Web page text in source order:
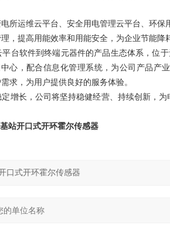
所运维云平台、安全用电管理云平台、环
，提高用能效率和 用能安全， 为企业节能降
平台软件到终端元器件的产品生态体系 ，位
心，配合信息化管理系统，为公司产品产
求， 为用户提供 良好的服务体验。
增长，公司将坚持稳健经营、持续创新，
站开口式开环霍尔传感器